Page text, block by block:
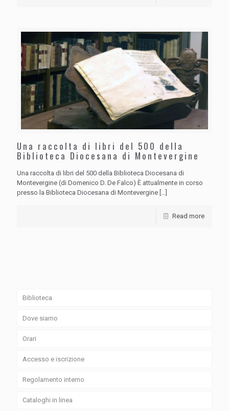
Una raccolta di libri del 500 della
Biblioteca Diocesana di Montevergine
Una raccolta di libri del 500 della Biblioteca Diocesana di
Montevergine (di Domenico D. De Falco) È attualmente in corso
presso la Biblioteca Diocesana di Montevergine […]
Read more
Biblioteca
Dove siamo
Orari
Accesso e iscrizione
Regolamento interno
Cataloghi in linea